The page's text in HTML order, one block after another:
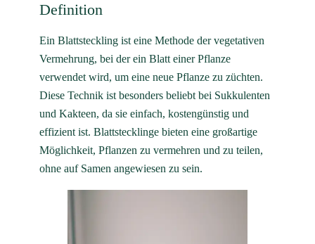
Definition
Ein Blattsteckling ist eine Methode der vegetativen
Vermehrung, bei der ein Blatt einer Pflanze
verwendet wird, um eine neue Pflanze zu züchten.
Diese Technik ist besonders beliebt bei Sukkulenten
und Kakteen, da sie einfach, kostengünstig und
effizient ist. Blattstecklinge bieten eine großartige
Möglichkeit, Pflanzen zu vermehren und zu teilen,
ohne auf Samen angewiesen zu sein.